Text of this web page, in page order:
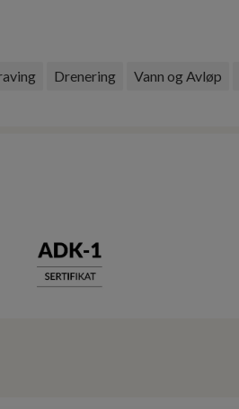
Drenering Vann og Avløp